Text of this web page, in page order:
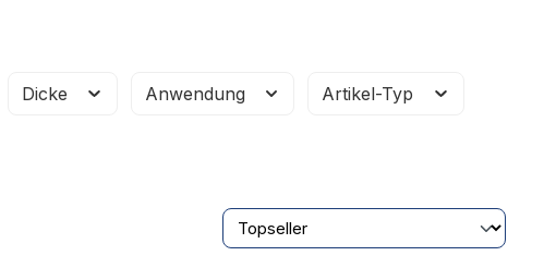
Dicke Anwendung Artikel-Typ